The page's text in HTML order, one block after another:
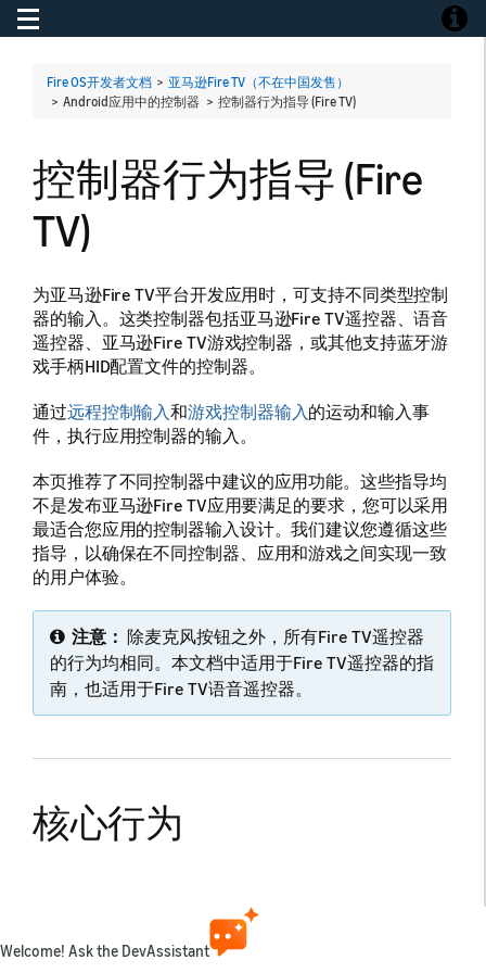
Toggle navigation
Fire OS开发者文档 > 亚马逊Fire TV（不在中国发售）
> Android应用中的控制器 > 控制器行为指导 (Fire TV)
控制器行为指导 (Fire
TV)
为亚马逊Fire TV平台开发应用时，可支持不同类型控制
器的输入。这类控制器包括亚马逊Fire TV遥控器、语音
遥控器、亚马逊Fire TV游戏控制器，或其他支持蓝牙游
戏手柄HID配置文件的控制器。
通过远程控制输入和游戏控制器输入的运动和输入事
件，执行应用控制器的输入。
本页推荐了不同控制器中建议的应用功能。这些指导均
不是发布亚马逊Fire TV应用要满足的要求，您可以采用
最适合您应用的控制器输入设计。我们建议您遵循这些
指导，以确保在不同控制器、应用和游戏之间实现一致
的用户体验。
注意： 除麦克风按钮之外，所有Fire TV遥控器
的行为均相同。本文档中适用于Fire TV遥控器的指
南，也适用于Fire TV语音遥控器。
核心行为
Welcome! Ask the DevAssistant